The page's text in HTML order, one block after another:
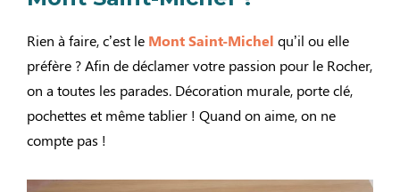
Rien à faire, c’est le Mont Saint-Michel qu’il ou elle
préfère ? Afin de déclamer votre passion pour le Rocher,
on a toutes les parades. Décoration murale, porte clé,
pochettes et même tablier ! Quand on aime, on ne
compte pas !